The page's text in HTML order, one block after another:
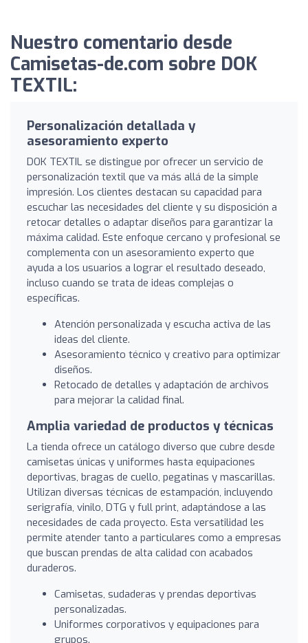
Nuestro comentario desde
Camisetas-de.com sobre DOK
TEXTIL:
Personalización detallada y
asesoramiento experto
DOK TEXTIL se distingue por ofrecer un servicio de
personalización textil que va más allá de la simple
impresión. Los clientes destacan su capacidad para
escuchar las necesidades del cliente y su disposición a
retocar detalles o adaptar diseños para garantizar la
máxima calidad. Este enfoque cercano y profesional se
complementa con un asesoramiento experto que
ayuda a los usuarios a lograr el resultado deseado,
incluso cuando se trata de ideas complejas o
específicas.
Atención personalizada y escucha activa de las
ideas del cliente.
Asesoramiento técnico y creativo para optimizar
diseños.
Retocado de detalles y adaptación de archivos
para mejorar la calidad final.
Amplia variedad de productos y técnicas
La tienda ofrece un catálogo diverso que cubre desde
camisetas únicas y uniformes hasta equipaciones
deportivas, bragas de cuello, pegatinas y mascarillas.
Utilizan diversas técnicas de estampación, incluyendo
serigrafía, vinilo, DTG y full print, adaptándose a las
necesidades de cada proyecto. Esta versatilidad les
permite atender tanto a particulares como a empresas
que buscan prendas de alta calidad con acabados
duraderos.
Camisetas, sudaderas y prendas deportivas
personalizadas.
Uniformes corporativos y equipaciones para
grupos.